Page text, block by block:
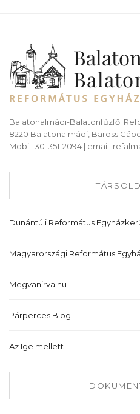
Balatonalmádi-Balatonfűzfői
8220 Balatonalmádi, Baross
Mobil: 30-351-2094 | email:
Dunántúli Református
Magyarországi Református
Megvanirva.hu
Párperces Blog
Az Ige mellett